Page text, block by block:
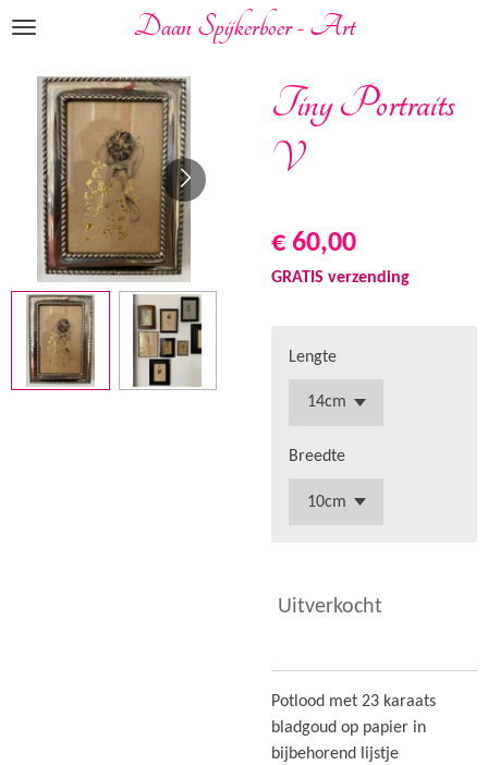
Ga
naar
hoofdinhoud
Daan Spijkerboer - Art
Tiny Portraits
V
€ 60,00
GRATIS verzending
Lengte
Breedte
Uitverkocht
Potlood met 23 karaats
bladgoud op papier in
bijbehorend lijstje